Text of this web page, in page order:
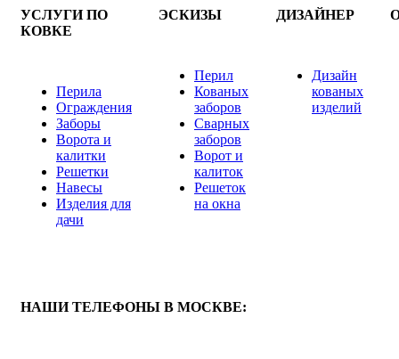
УСЛУГИ ПО
КОВКЕ
Перила
Ограждения
Заборы
Ворота и
калитки
Решетки
Навесы
Изделия для
дачи
ЭСКИЗЫ
Перил
Кованых
заборов
Сварных
заборов
Ворот и
калиток
Решеток
на окна
ДИЗАЙНЕР
Дизайн
кованых
изделий
НАШИ ТЕЛЕФОНЫ В МОСКВЕ: